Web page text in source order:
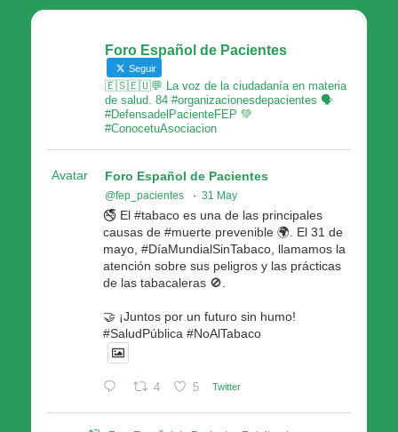
Foro Español de Pacientes
Seguir
🇪🇸🇪🇺💬 La voz de la ciudadanía en materia
de salud. 84 #organizacionesdepacientes 🗣
#DefensadelPacienteFEP 💚
#ConocetuAsociacion
Avatar Foro Español de Pacientes
@fep_pacientes · 31 May
🚭 El #tabaco es una de las principales
causas de #muerte prevenible 🌍. El 31 de
mayo, #DíaMundialSinTabaco, llamamos la
atención sobre sus peligros y las prácticas
de las tabacaleras 🚫.
🤝 ¡Juntos por un futuro sin humo!
#SaludPública #NoAlTabaco
4 5 Twitter